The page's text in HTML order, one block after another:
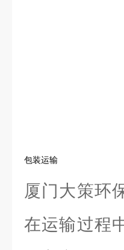
包装运输
厦门大策环
在运输过程